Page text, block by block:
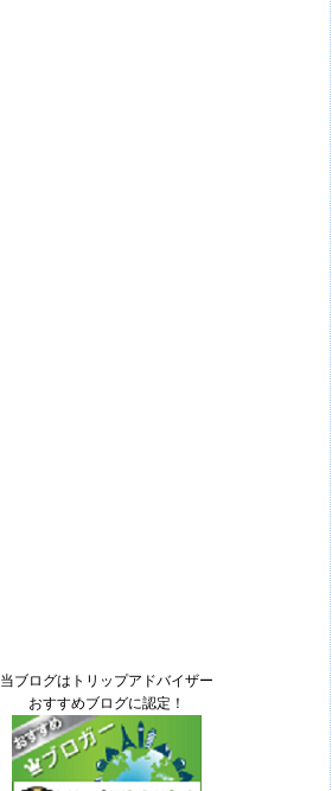
当ブログはトリップアドバイザー
おすすめブログに認定！